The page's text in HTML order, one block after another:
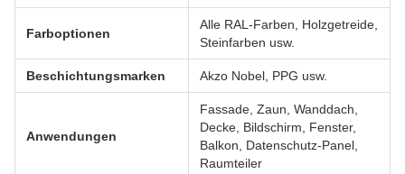
Farboptionen
Alle RAL-Farben, Holzgetreide,
Steinfarben usw.
Beschichtungsmarken Akzo Nobel, PPG usw.
Anwendungen
Fassade, Zaun, Wanddach,
Decke, Bildschirm, Fenster,
Balkon, Datenschutz-Panel,
Raumteiler